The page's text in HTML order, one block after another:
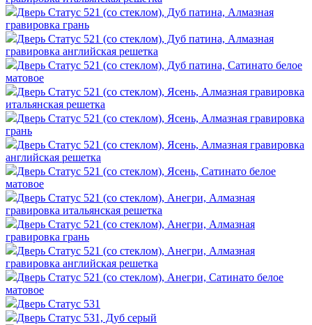
Дверь Статус 521 (со стеклом), Дуб патина, Алмазная
гравировка грань
Дверь Статус 521 (со стеклом), Дуб патина, Алмазная
гравировка английская решетка
Дверь Статус 521 (со стеклом), Дуб патина, Сатинато белое
матовое
Дверь Статус 521 (со стеклом), Ясень, Алмазная гравировка
итальянская решетка
Дверь Статус 521 (со стеклом), Ясень, Алмазная гравировка
грань
Дверь Статус 521 (со стеклом), Ясень, Алмазная гравировка
английская решетка
Дверь Статус 521 (со стеклом), Ясень, Сатинато белое
матовое
Дверь Статус 521 (со стеклом), Анегри, Алмазная
гравировка итальянская решетка
Дверь Статус 521 (со стеклом), Анегри, Алмазная
гравировка грань
Дверь Статус 521 (со стеклом), Анегри, Алмазная
гравировка английская решетка
Дверь Статус 521 (со стеклом), Анегри, Сатинато белое
матовое
Дверь Статус 531
Дверь Статус 531, Дуб серый